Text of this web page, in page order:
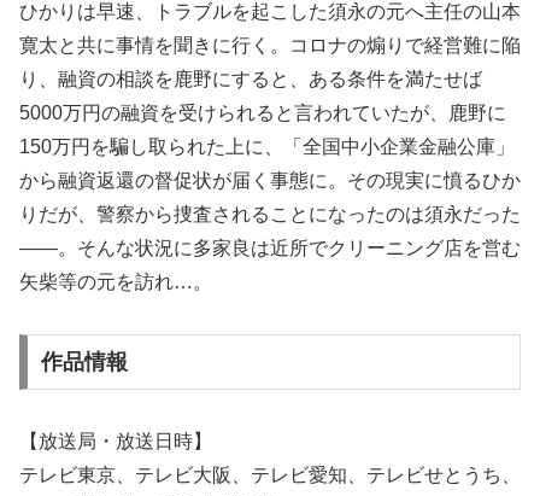
ひかりは早速、トラブルを起こした須永の元へ主任の山本
寛太と共に事情を聞きに行く。コロナの煽りで経営難に陥
り、融資の相談を鹿野にすると、ある条件を満たせば
5000万円の融資を受けられると言われていたが、鹿野に
150万円を騙し取られた上に、「全国中小企業金融公庫」
から融資返還の督促状が届く事態に。その現実に憤るひか
りだが、警察から捜査されることになったのは須永だった
――。そんな状況に多家良は近所でクリーニング店を営む
矢柴等の元を訪れ…。
作品情報
【放送局・放送日時】
テレビ東京、テレビ大阪、テレビ愛知、テレビせとうち、